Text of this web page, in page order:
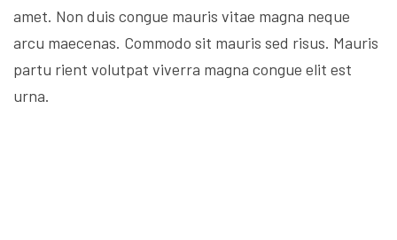
amet. Non duis congue mauris vitae magna neque
arcu maecenas. Commodo sit mauris sed risus. Mauris
partu rient volutpat viverra magna congue elit est
urna.